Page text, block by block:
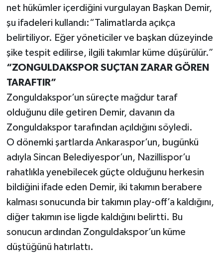
net hükümler içerdiğini vurgulayan Başkan Demir,
şu ifadeleri kullandı:“Talimatlarda açıkça
belirtiliyor. Eğer yöneticiler ve başkan düzeyinde
şike tespit edilirse, ilgili takımlar küme düşürülür.”
“ZONGULDAKSPOR SUÇTAN ZARAR GÖREN
TARAFTIR”
Zonguldakspor’un süreçte mağdur taraf
olduğunu dile getiren Demir, davanın da
Zonguldakspor tarafından açıldığını söyledi.
O dönemki şartlarda Ankaraspor’un, bugünkü
adıyla Sincan Belediyespor’un, Nazillispor’u
rahatlıkla yenebilecek güçte olduğunu herkesin
bildiğini ifade eden Demir, iki takımın berabere
kalması sonucunda bir takımın play-off’a kaldığını,
diğer takımın ise ligde kaldığını belirtti. Bu
sonucun ardından Zonguldakspor’un küme
düştüğünü hatırlattı.